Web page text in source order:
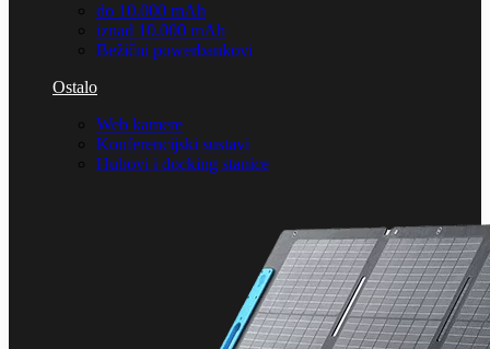
do 10.000 mAh
iznad 10.000 mAh
Bežični powerbankovi
Ostalo
Web kamere
Konferencijski sustavi
Hubovi i docking stanice